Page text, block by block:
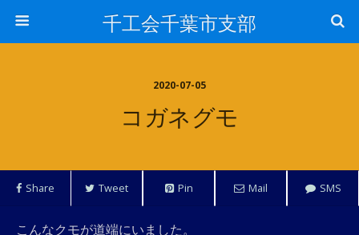
千工会千葉市支部
2020-07-05
コガネグモ
Share Tweet Pin Mail SMS
こんなクモが道端にいました。